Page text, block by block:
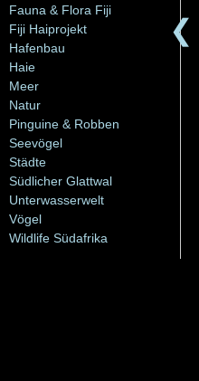
Fauna & Flora Fiji
Fiji Haiprojekt
Hafenbau
Haie
Meer
Natur
Pinguine & Robben
Seevögel
Städte
Südlicher Glattwal
Unterwasserwelt
Vögel
Wildlife Südafrika
❮